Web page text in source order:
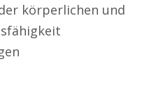
körperlichen und